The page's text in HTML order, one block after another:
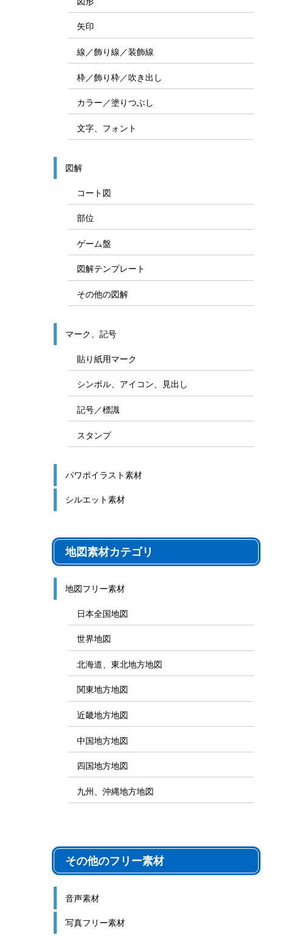
矢印
線／飾り線／装飾線
枠／飾り枠／吹き出し
カラー／塗りつぶし
文字、フォント
図解
コート図
部位
ゲーム盤
図解テンプレート
その他の図解
マーク、記号
貼り紙用マーク
シンボル、アイコン、見出し
記号／標識
スタンプ
パワポイラスト素材
シルエット素材
地図素材カテゴリ
地図フリー素材
日本全国地図
世界地図
北海道、東北地方地図
関東地方地図
近畿地方地図
中国地方地図
四国地方地図
九州、沖縄地方地図
その他のフリー素材
音声素材
写真フリー素材